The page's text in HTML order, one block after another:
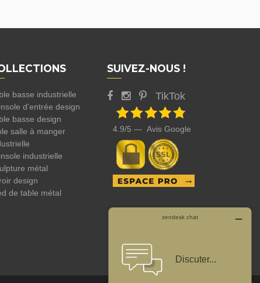
basse industrielle
d'entrée design
basse design
salle à manger
industrielle
métal
design
de table métal
SUIVEZ-NOUS !
TikTok
4.9/5 — Avis Google